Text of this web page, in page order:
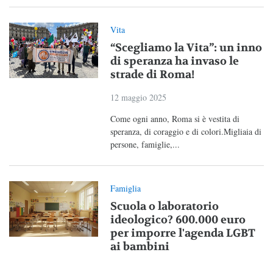
Vita
“Scegliamo la Vita”: un inno
di speranza ha invaso le
strade di Roma!
12 maggio 2025
Come ogni anno, Roma si è vestita di
speranza, di coraggio e di colori.Migliaia di
persone, famiglie,...
Famiglia
Scuola o laboratorio
ideologico? 600.000 euro
per imporre l'agenda LGBT
ai bambini